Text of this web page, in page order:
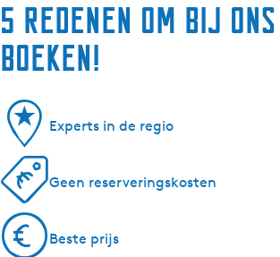
5 redenen om bij
boeken!
Experts in de regio
Geen reserveringskosten
Beste prijs